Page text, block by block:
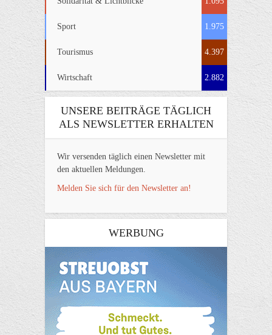
Sport 1.975
Tourismus 4.397
Wirtschaft 2.882
UNSERE BEITRÄGE TÄGLICH
ALS NEWSLETTER ERHALTEN
Wir versenden täglich einen Newsletter mit
den aktuellen Meldungen.
Melden Sie sich für den Newsletter an!
WERBUNG